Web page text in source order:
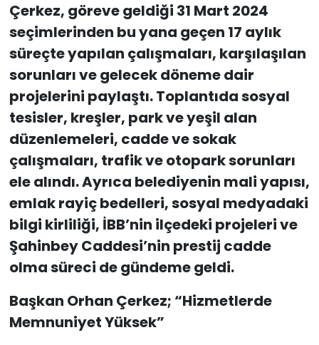
Çerkez, göreve geldiği 31 Mart 2024
seçimlerinden bu yana geçen 17 aylık
süreçte yapılan çalışmaları, karşılaşılan
sorunları ve gelecek döneme dair
projelerini paylaştı. Toplantıda sosyal
tesisler, kreşler, park ve yeşil alan
düzenlemeleri, cadde ve sokak
çalışmaları, trafik ve otopark sorunları
ele alındı. Ayrıca belediyenin mali yapısı,
emlak rayiç bedelleri, sosyal medyadaki
bilgi kirliliği, İBB’nin ilçedeki projeleri ve
Şahinbey Caddesi’nin prestij cadde
olma süreci de gündeme geldi.
Başkan Orhan Çerkez; “Hizmetlerde
Memnuniyet Yüksek”